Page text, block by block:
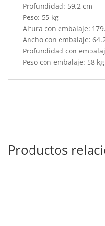
Profundidad: 59.2 cm
Peso: 55 kg
Altura con embalaje:
Ancho con embalaje:
Profundidad con
Peso con embalaje: 58 kg
Productos